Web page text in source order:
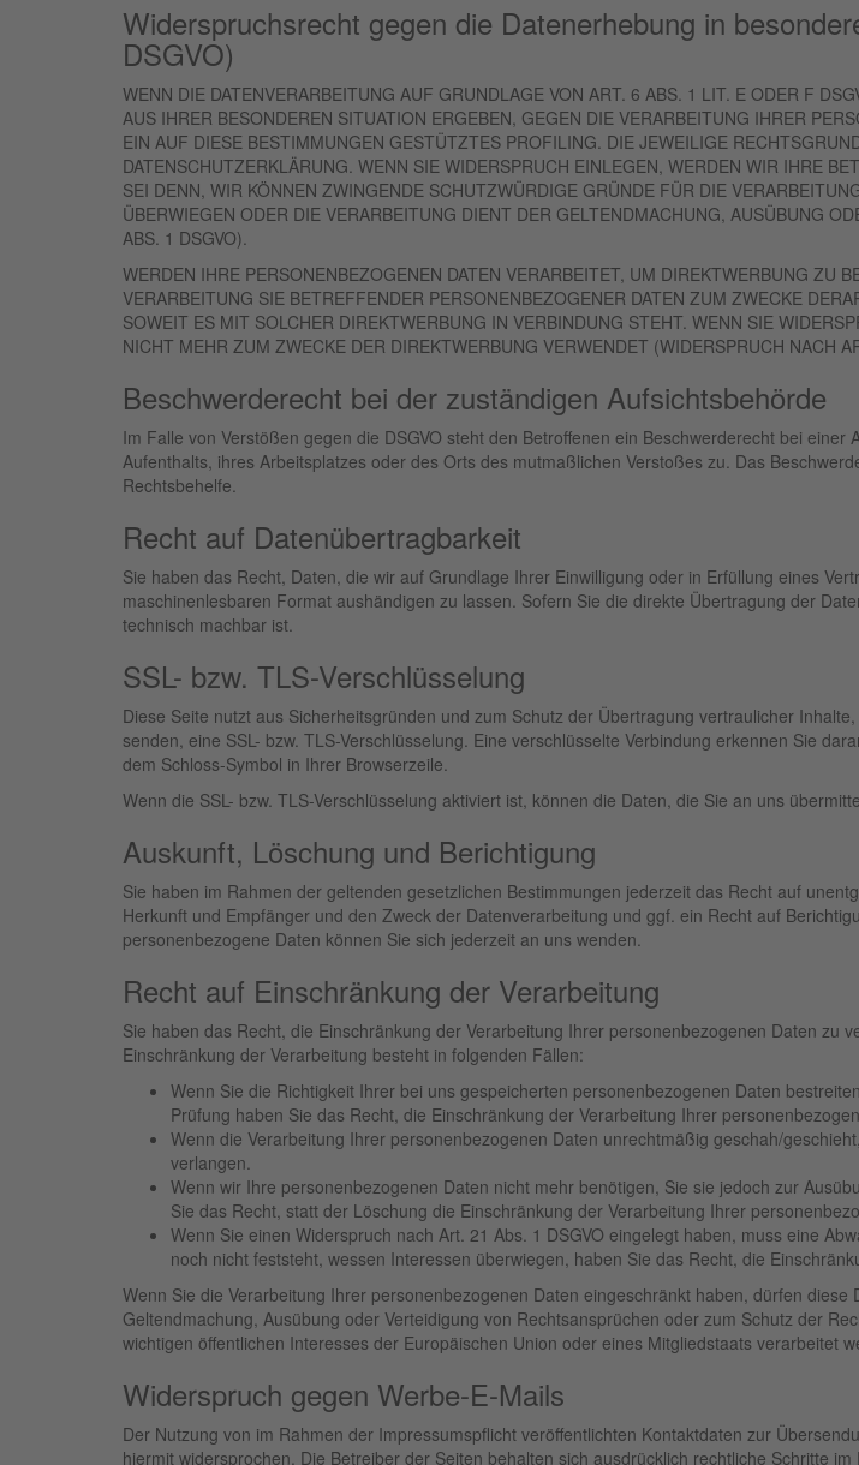
Widerspruchsrecht gegen die Datenerhebung in
DSGVO)
WENN DIE DATENVERARBEITUNG AUF GRUNDLAGE VON ART. 6 ABS. 1 LIT. E ODER F
AUS IHRER BESONDEREN SITUATION ERGEBEN, GEGEN DIE VERARBEITUNG IHRER
EIN AUF DIESE BESTIMMUNGEN GESTÜTZTES PROFILING. DIE JEWEILIGE
DATENSCHUTZERKLÄRUNG. WENN SIE WIDERSPRUCH EINLEGEN, WERDEN WIR IHRE
SEI DENN, WIR KÖNNEN ZWINGENDE SCHUTZWÜRDIGE GRÜNDE FÜR DIE
ÜBERWIEGEN ODER DIE VERARBEITUNG DIENT DER GELTENDMACHUNG, AUSÜBUNG
ABS. 1 DSGVO).
WERDEN IHRE PERSONENBEZOGENEN DATEN VERARBEITET, UM DIREKTWERBUNG ZU
VERARBEITUNG SIE BETREFFENDER PERSONENBEZOGENER DATEN ZUM ZWECKE
SOWEIT ES MIT SOLCHER DIREKTWERBUNG IN VERBINDUNG STEHT. WENN SIE
NICHT MEHR ZUM ZWECKE DER DIREKTWERBUNG VERWENDET (WIDERSPRUCH NACH
Beschwerde­recht bei der zuständigen Aufsichts­behörde
Im Falle von Verstößen gegen die DSGVO steht den Betroffenen ein Beschwerderecht bei
Aufenthalts, ihres Arbeitsplatzes oder des Orts des mutmaßlichen Verstoßes zu. Das
Rechtsbehelfe.
Recht auf Daten­übertrag­barkeit
Sie haben das Recht, Daten, die wir auf Grundlage Ihrer Einwilligung oder in Erfüllung eines
maschinenlesbaren Format aushändigen zu lassen. Sofern Sie die direkte Übertragung der
technisch machbar ist.
SSL- bzw. TLS-Verschlüsselung
Diese Seite nutzt aus Sicherheitsgründen und zum Schutz der Übertragung vertraulicher
senden, eine SSL- bzw. TLS-Verschlüsselung. Eine verschlüsselte Verbindung erkennen Sie
dem Schloss-Symbol in Ihrer Browserzeile.
Wenn die SSL- bzw. TLS-Verschlüsselung aktiviert ist, können die Daten, die Sie an uns
Auskunft, Löschung und Berichtigung
Sie haben im Rahmen der geltenden gesetzlichen Bestimmungen jederzeit das Recht auf
Herkunft und Empfänger und den Zweck der Datenverarbeitung und ggf. ein Recht auf
personenbezogene Daten können Sie sich jederzeit an uns wenden.
Recht auf Einschränkung der Verarbeitung
Sie haben das Recht, die Einschränkung der Verarbeitung Ihrer personenbezogenen Daten zu
Einschränkung der Verarbeitung besteht in folgenden Fällen:
Wenn Sie die Richtigkeit Ihrer bei uns gespeicherten personenbezogenen Daten
Prüfung haben Sie das Recht, die Einschränkung der Verarbeitung Ihrer
Wenn die Verarbeitung Ihrer personenbezogenen Daten unrechtmäßig geschah/
verlangen.
Wenn wir Ihre personenbezogenen Daten nicht mehr benötigen, Sie sie jedoch zur
Sie das Recht, statt der Löschung die Einschränkung der Verarbeitung Ihrer
Wenn Sie einen Widerspruch nach Art. 21 Abs. 1 DSGVO eingelegt haben, muss eine
noch nicht feststeht, wessen Interessen überwiegen, haben Sie das Recht, die
Wenn Sie die Verarbeitung Ihrer personenbezogenen Daten eingeschränkt haben, dürfen
Geltendmachung, Ausübung oder Verteidigung von Rechtsansprüchen oder zum Schutz der
wichtigen öffentlichen Interesses der Europäischen Union oder eines Mitgliedstaats verarbeitet
Widerspruch gegen Werbe-E-Mails
Der Nutzung von im Rahmen der Impressumspflicht veröffentlichten Kontaktdaten zur
hiermit widersprochen. Die Betreiber der Seiten behalten sich ausdrücklich rechtliche Schritte